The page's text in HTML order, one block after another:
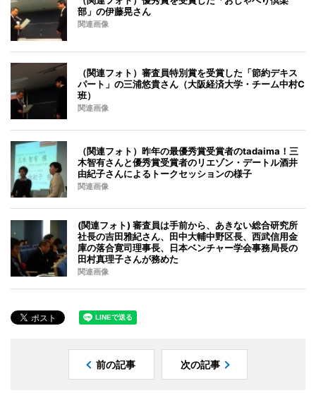
部」の伊藤晃さん
関連画像
（関連フォト）審査員特別賞を受賞した「節約デキス
パート」の三浦悠貴さん（大阪経済大学・チーム中村C
班）
関連画像
（関連フォト）昨年の最優秀賞受賞者のtadaima！三
木智有さんと優秀賞受賞者のリエゾン・デートル酒井
由紀子さんによるトークセッションの様子
関連画像
(関連フォト) 審査員は手前から、あきない総合研究所
社長の吉田雅紀さん、田中大輔中野区長、西武信用金
庫の落合寛司理事長、日本ベンチャー学会事務局長の
田村真理子さんが務めた
関連画像
前の記事 次の記事